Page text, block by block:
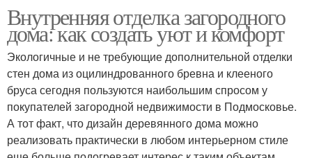
Внутренняя отделка загородного
дома: как создать уют и комфорт
Экологичные и не требующие дополнительной отделки
стен дома из оцилиндрованного бревна и клееного
бруса сегодня пользуются наибольшим спросом у
покупателей загородной недвижимости в Подмосковье.
А тот факт, что дизайн деревянного дома можно
реализовать практически в любом интерьерном стиле